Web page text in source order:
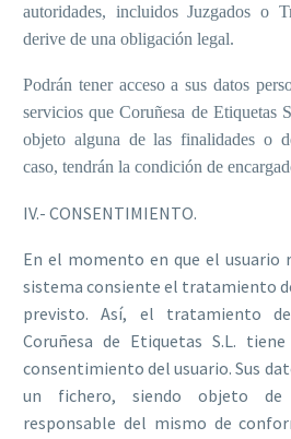
autoridades, incluidos Juzgados o
derive de una obligación legal.
Podrán tener acceso a sus datos
servicios que Coruñesa de Etiquetas
objeto alguna de las finalidades o
caso, tendrán la condición de
IV.- CONSENTIMIENTO.
En el momento en que el usuario
sistema consiente el tratamiento
previsto. Así, el tratamiento
Coruñesa de Etiquetas S.L.
consentimiento del usuario. Sus
un fichero, siendo objeto
responsable del mismo de